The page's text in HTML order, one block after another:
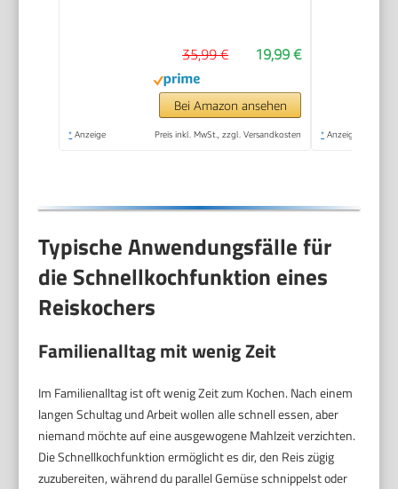
Messbecher, ideal
auch für Quinoa &
Couscous,
Reiswärmer) 27020-
19,99 €
35,99 €
Bei Amazon ansehen
* Anzeige Preis inkl. MwSt., zzgl. Versandkosten * Anzeige
Typische Anwendungsfälle für
die Schnellkochfunktion eines
Reiskochers
Familienalltag mit wenig Zeit
Im Familienalltag ist oft wenig Zeit zum Kochen. Nach einem
langen Schultag und Arbeit wollen alle schnell essen, aber
niemand möchte auf eine ausgewogene Mahlzeit verzichten.
Die Schnellkochfunktion ermöglicht es dir, den Reis zügig
zuzubereiten, während du parallel Gemüse schnippelst oder